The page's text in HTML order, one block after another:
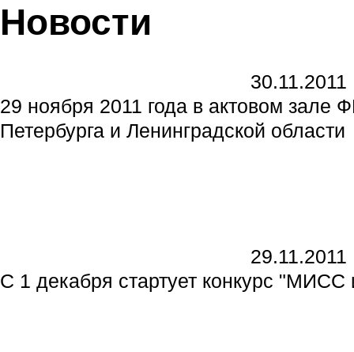
Новости
30.11.2011
29 ноября 2011 года в актовом
Петербурга и Ленинградской области
29.11.2011
С 1 декабря стартует конкурс